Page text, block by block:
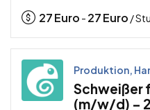
27Euro - 27Euro /
Produktion,
Schweißer
(m/w/d) –